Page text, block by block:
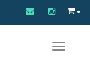
Toggle